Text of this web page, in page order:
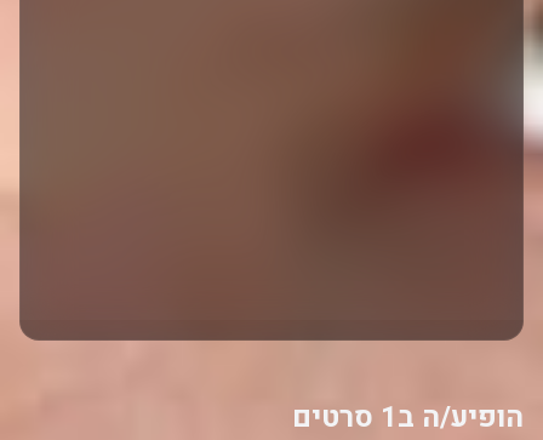
הופיע/ה ב1 סרטים